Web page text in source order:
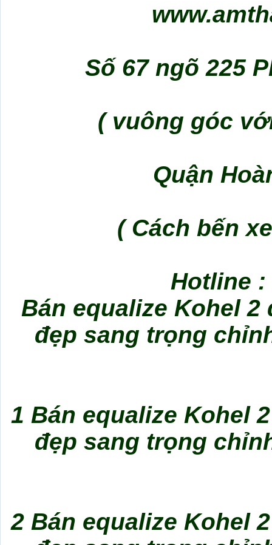
Số 67 ngõ 225
( vuông góc
Quận
( Cách bến
Hotline :
Bán equalize Kohel
đẹp sang trọng
1 Bán equalize Kohel
đẹp sang trọng
2 Bán equalize Kohel